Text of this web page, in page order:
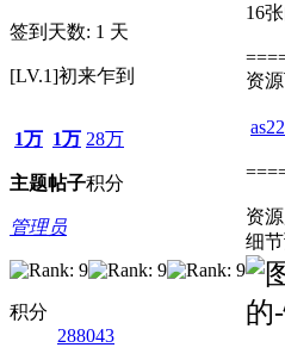
签到天数: 1 天
[LV.1]初来乍到
1万
主题
1万
帖子
28万
积分
管理员
积分
288043
16
资源
资源
细